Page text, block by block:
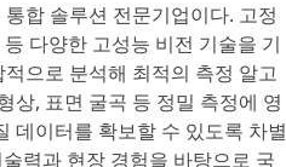
합 솔루션 전문기업이다. 고정
다양한 고성능 비전 기술을 기
으로 분석해 최적의 측정 알고
상, 표면 굴곡 등 정밀 측정에 영
데이터를 확보할 수 있도록 차별
력과 현장 경험을 바탕으로 국